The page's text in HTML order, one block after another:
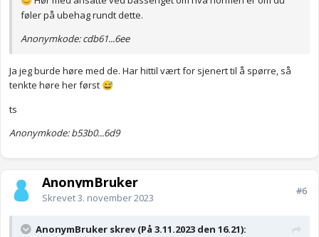
føler på ubehag rundt dette.
Anonymkode: cdb61...6ee
Ja jeg burde høre med de. Har hittil vært for sjenert til å spørre, så
tenkte høre her først 😅
ts
Anonymkode: b53b0...6d9
AnonymBruker
Skrevet3. november 2023
#6
AnonymBruker skrev (På 3.11.2023 den 16.21):